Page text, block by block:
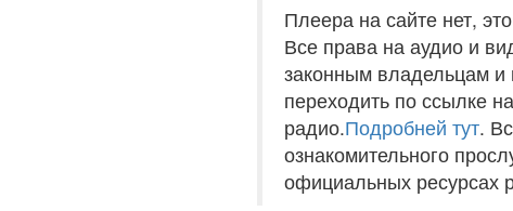
Плеера на сайте нет,
Все права на аудио и
законным владельцам
переходить по ссылке
радио.Подробней тут.
ознакомительного
официальных ресурсах